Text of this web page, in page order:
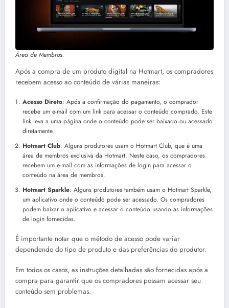
Área de Membros.
Após a compra de um produto digital na Hotmart, os compradores
recebem acesso ao conteúdo de várias maneiras:
Acesso Direto: Após a confirmação do pagamento, o comprador
recebe um e-mail com um link para acessar o conteúdo comprado. Este
link leva a uma página onde o conteúdo pode ser baixado ou acessado
diretamente.
Hotmart Club: Alguns produtores usam o Hotmart Club, que é uma
área de membros exclusiva da Hotmart. Neste caso, os compradores
recebem um e-mail com as informações de login para acessar o
conteúdo na área de membros.
Hotmart Sparkle: Alguns produtores também usam o Hotmart Sparkle,
um aplicativo onde o conteúdo pode ser acessado. Os compradores
podem baixar o aplicativo e acessar o conteúdo usando as informações
de login fornecidas.
É importante notar que o método de acesso pode variar
dependendo do tipo de produto e das preferências do produtor.
Em todos os casos, as instruções detalhadas são fornecidas após a
compra para garantir que os compradores possam acessar seu
conteúdo sem problemas.